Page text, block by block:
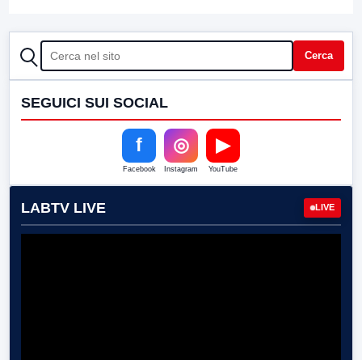
CERCA Cerca
SEGUICI SUI SOCIAL
f
Facebook
◎
Instagram
▶
YouTube
LABTV LIVE LIVE